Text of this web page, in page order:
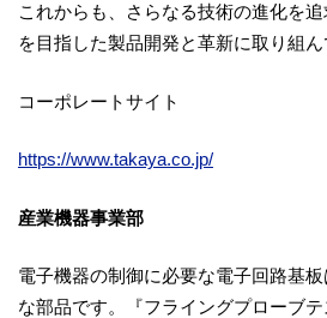
これからも、さらなる技術の進化を
を目指した製品開発と革新に取り組ん
コーポレートサイト
https://www.takaya.co.jp/
産業機器事業部
電子機器の制御に必要な電子回路基
な部品です。『フライングプローブ